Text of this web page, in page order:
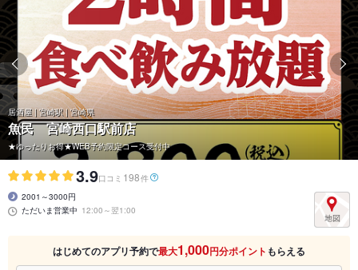
居酒屋 | 宮崎駅 | 宮崎県
魚民 宮崎西口駅前店
★ゆったりお得★WEB予約限定コース受付中
3.9口コミ 198件
2001～3000円
ただいま営業中 12:00～翌1:00
はじめてのアプリ予約で最大1,000円分ポイント もらえる